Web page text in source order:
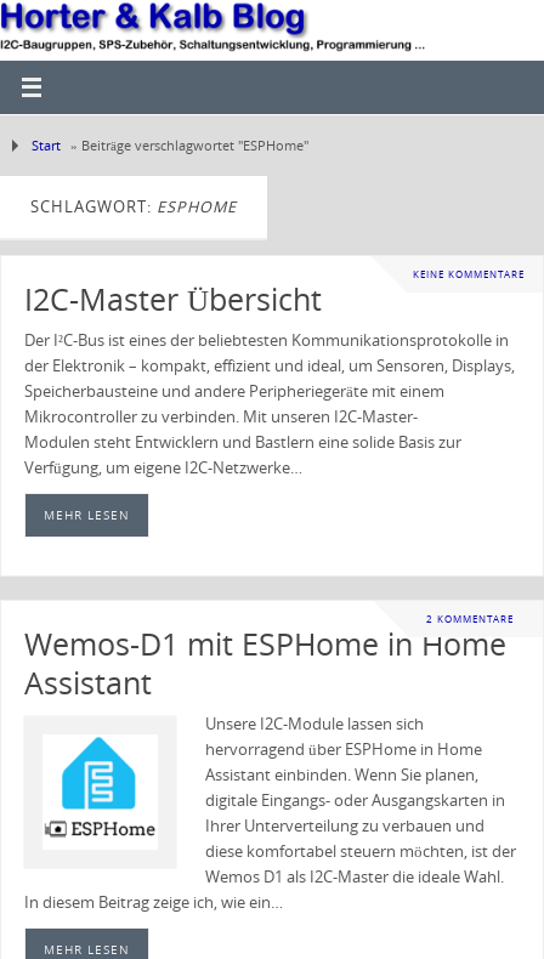
Start » Beiträge verschlagwortet "ESPHome"
SCHLAGWORT: ESPHOME
KEINE KOMMENTARE
I2C-Master Übersicht
Der I²C-Bus ist eines der beliebtesten Kommunikationsprotokolle in
der Elektronik – kompakt, effizient und ideal, um Sensoren, Displays,
Speicherbausteine und andere Peripheriegeräte mit einem
Mikrocontroller zu verbinden. Mit unseren I2C-Master-
Modulen steht Entwicklern und Bastlern eine solide Basis zur
Verfügung, um eigene I2C-Netzwerke…
MEHR LESEN
2 KOMMENTARE
Wemos-D1 mit ESPHome in Home
Assistant
Unsere I2C-Module lassen sich
hervorragend über ESPHome in Home
Assistant einbinden. Wenn Sie planen,
digitale Eingangs- oder Ausgangskarten in
Ihrer Unterverteilung zu verbauen und
diese komfortabel steuern möchten, ist der
Wemos D1 als I2C-Master die ideale Wahl.
In diesem Beitrag zeige ich, wie ein…
MEHR LESEN